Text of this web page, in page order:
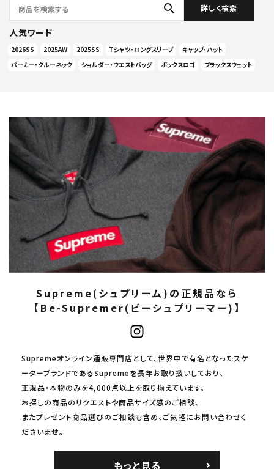
search 詳しく検索
人気ワード
2026SS 2025AW 2025SS Tシャツ・ロングスリーブ
キャップ・ハット
パーカー・クルーネック
ショルダー・ウエストバッグ ボックスロゴ ブラックスウェット
Supreme(シュプリーム)の正規品なら
【Be-Supremer(ビーシュプリーマー)】
Supremeオンライン通販専門店として、世界中で有名となったスケ
ーターブランドであるSupremeを長年お取り扱いしており、
正規品・本物のみを4,000点以上を取り揃えています。
お探しの商品のリクエストや商品サイズ感のご相談、
またプレゼント商品選びのご相談も含め、ご気軽にお問い合わせく
ださいませ。
もっと見る